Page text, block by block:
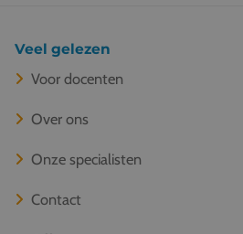
Veel gelezen
Voor docenten
Over ons
Onze specialisten
Contact